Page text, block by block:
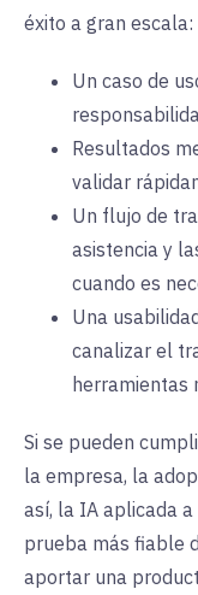
éxito a gran escala:
Un caso de
Resultados
validar
Un flujo de
asistencia y
cuando es
Una
canalizar el
herramientas
Si se pueden
la empresa, la
así, la IA aplicada
prueba más fiable
aportar una